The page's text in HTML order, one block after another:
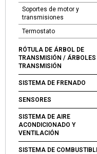
Soportes de motor y
transmisiones
Termostato
RÓTULA DE ÁRBOL DE
TRANSMISIÓN / ÁRBOLES
TRANSMISIÓN
SISTEMA DE FRENADO
SENSORES
SISTEMA DE AIRE
ACONDICIONADO Y
VENTILACIÓN
SISTEMA DE